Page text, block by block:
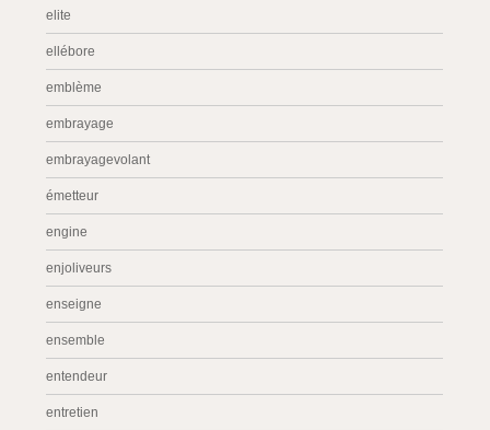
elite
ellébore
emblème
embrayage
embrayagevolant
émetteur
engine
enjoliveurs
enseigne
ensemble
entendeur
entretien